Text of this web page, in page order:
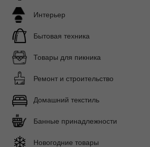
Интерьер
Бытовая техника
Товары для пикника
Ремонт и строительство
Домашний текстиль
Банные принадлежности
Новогодние товары